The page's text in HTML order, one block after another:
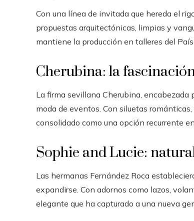
Con una línea de invitada que hereda el
propuestas arquitectónicas, limpias y
mantiene la producción en talleres del
Cherubina: la
La firma sevillana Cherubina,
moda de eventos. Con siluetas
consolidado como una opción recurrente
Sophie and Lucie:
Las hermanas Fernández Roca
expandirse. Con adornos como lazos,
elegante que ha capturado a una nueva